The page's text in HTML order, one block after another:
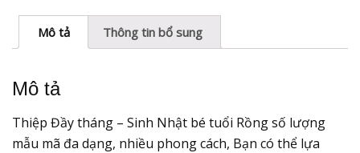
Thiệp
PX_SN252
số
lượng
Mô tả Thông tin bổ sung
Mô tả
Thiệp Đầy tháng – Sinh Nhật bé tuổi Rồng số lượng
mẫu mã đa dạng, nhiều phong cách, Bạn có thể lựa